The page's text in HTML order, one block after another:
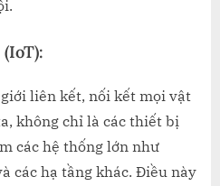
liên kết, nối kết mọi vật
không chỉ là các thiết bị
các hệ thống lớn như
các hạ tầng khác. Điều này